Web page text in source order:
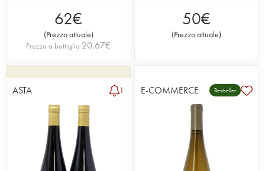
62€
(Prezzo attuale)
Prezzo a bottiglia 20,67€
50€
(Prezzo attuale)
ASTA 1 E-COMMERCE Bestseller